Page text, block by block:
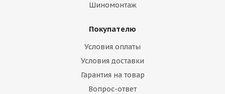
Шиномонтаж
Покупателю
Условия оплаты
Условия доставки
Гарантия на товар
Вопрос-ответ